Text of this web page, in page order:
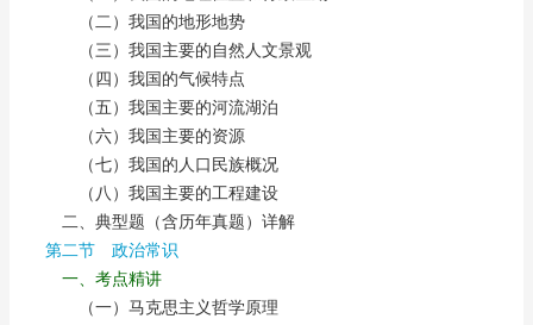
（二）我国的地形地势
（三）我国主要的自然人文景观
（四）我国的气候特点
（五）我国主要的河流湖泊
（六）我国主要的资源
（七）我国的人口民族概况
（八）我国主要的工程建设
二、典型题（含历年真题）详解
第二节 政治常识
一、考点精讲
（一）马克思主义哲学原理